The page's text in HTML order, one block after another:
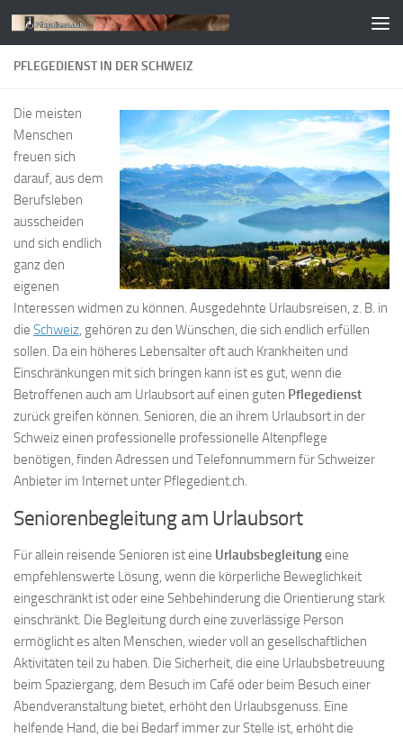
Zum Inhalt springen
PFLEGEDIENST IN DER SCHWEIZ
Die meisten
Menschen
freuen sich
darauf, aus dem
Berufsleben
ausscheiden
und sich endlich
ganz den
eigenen
Interessen widmen zu können. Ausgedehnte Urlaubsreisen, z. B. in
die Schweiz, gehören zu den Wünschen, die sich endlich erfüllen
sollen. Da ein höheres Lebensalter oft auch Krankheiten und
Einschränkungen mit sich bringen kann ist es gut, wenn die
Betroffenen auch am Urlaubsort auf einen guten Pflegedienst
zurück greifen können. Senioren, die an ihrem Urlaubsort in der
Schweiz einen professionelle professionelle Altenpflege
benötigen, finden Adressen und Telefonnummern für Schweizer
Anbieter im Internet unter Pflegedient.ch.
Seniorenbegleitung am Urlaubsort
Für allein reisende Senioren ist eine Urlaubsbegleitungeine
empfehlenswerte Lösung, wenn die körperliche Beweglichkeit
eingeschränkt ist oder eine Sehbehinderung die Orientierung stark
einschränkt. Die Begleitung durch eine zuverlässige Person
ermöglicht es alten Menschen, wieder voll an gesellschaftlichen
Aktivitäten teil zu haben. Die Sicherheit, die eine Urlaubsbetreuung
beim Spaziergang, dem Besuch im Café oder beim Besuch einer
Abendveranstaltung bietet, erhöht den Urlaubsgenuss. Eine
helfende Hand, die bei Bedarf immer zur Stelle ist, erhöht die